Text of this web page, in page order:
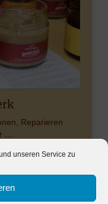
unseren Service zu
Reparieren
…